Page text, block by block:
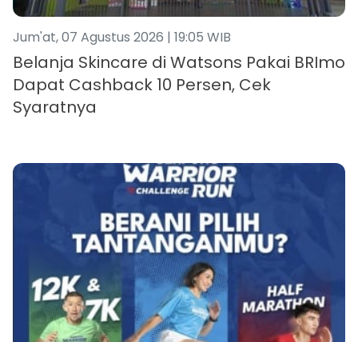
Jum'at, 07 Agustus 2026 | 19:05 WIB
Belanja Skincare di Watsons Pakai BRImo
Dapat Cashback 10 Persen, Cek
Syaratnya